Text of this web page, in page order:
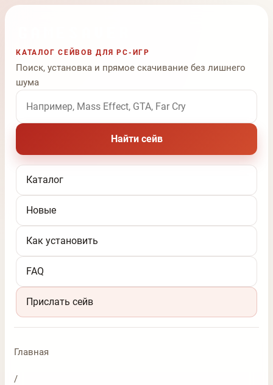
КАТАЛОГ СЕЙВОВ ДЛЯ PC-ИГР
Поиск, установка и прямое скачивание без лишнего
шума
Поиск по названию игры
Найти сейв
Каталог
Новые
Как установить
FAQ
Прислать сейв
Главная
/